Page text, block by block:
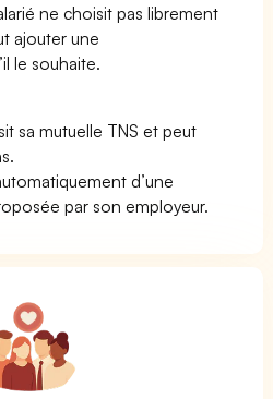
ne choisit pas librement
ajouter une
le souhaite.
sa mutuelle TNS et peut
d’une
par son employeur.